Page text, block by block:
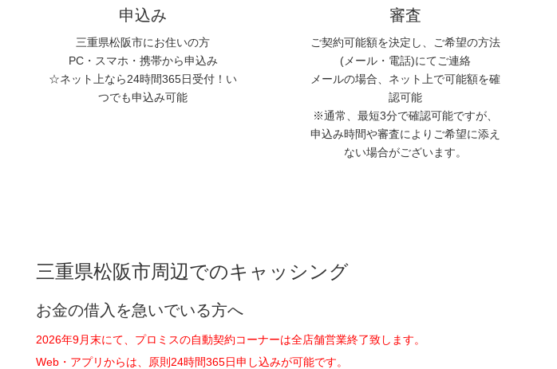
申込み
三重県松阪市にお住いの方
PC・スマホ・携帯から申込み
☆ネット上なら24時間365日受付！い
つでも申込み可能
審査
ご契約可能額を決定し、ご希望の方法
(メール・電話)にてご連絡
メールの場合、ネット上で可能額を確
認可能
※通常、最短3分で確認可能ですが、
申込み時間や審査によりご希望に添え
ない場合がございます。
三重県松阪市周辺でのキャッシング
お金の借入を急いでいる方へ
2026年9月末にて、プロミスの自動契約コーナーは全店舗営業終了致します。
Web・アプリからは、原則24時間365日申し込みが可能です。